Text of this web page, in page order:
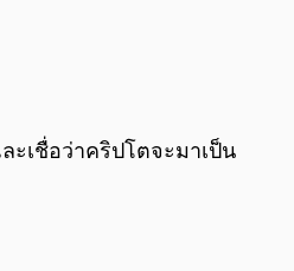
ะเชื่อว่าคริปโตจะมาเป็น